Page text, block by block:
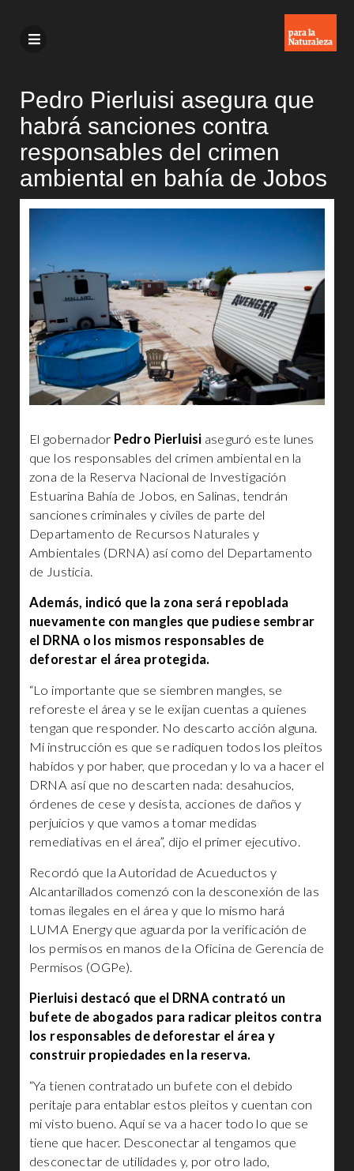
Pedro Pierluisi asegura que
habrá sanciones contra
responsables del crimen
ambiental en bahía de Jobos
El gobernador Pedro Pierluisi aseguró este lunes
que los responsables del crimen ambiental en la
zona de la Reserva Nacional de Investigación
Estuarina Bahía de Jobos, en Salinas, tendrán
sanciones criminales y civiles de parte del
Departamento de Recursos Naturales y
Ambientales (DRNA) así como del Departamento
de Justicia.
Además, indicó que la zona será repoblada
nuevamente con mangles que pudiese sembrar
el DRNA o los mismos responsables de
deforestar el área protegida.
“Lo importante que se siembren mangles, se
reforeste el área y se le exijan cuentas a quienes
tengan que responder. No descarto acción alguna.
Mi instrucción es que se radiquen todos los pleitos
habidos y por haber, que procedan y lo va a hacer el
DRNA así que no descarten nada: desahucios,
órdenes de cese y desista, acciones de daños y
perjuicios y que vamos a tomar medidas
remediativas en el área”, dijo el primer ejecutivo.
Recordó que la Autoridad de Acueductos y
Alcantarillados comenzó con la desconexión de las
tomas ilegales en el área y que lo mismo hará
LUMA Energy que aguarda por la verificación de
los permisos en manos de la Oficina de Gerencia de
Permisos (OGPe).
Pierluisi destacó que el DRNA contrató un
bufete de abogados para radicar pleitos contra
los responsables de deforestar el área y
construir propiedades en la reserva.
“Ya tienen contratado un bufete con el debido
peritaje para entablar estos pleitos y cuentan con
mi visto bueno. Aquí se va a hacer todo lo que se
tiene que hacer. Desconectar al tengamos que
desconectar de utilidades y, por otro lado,